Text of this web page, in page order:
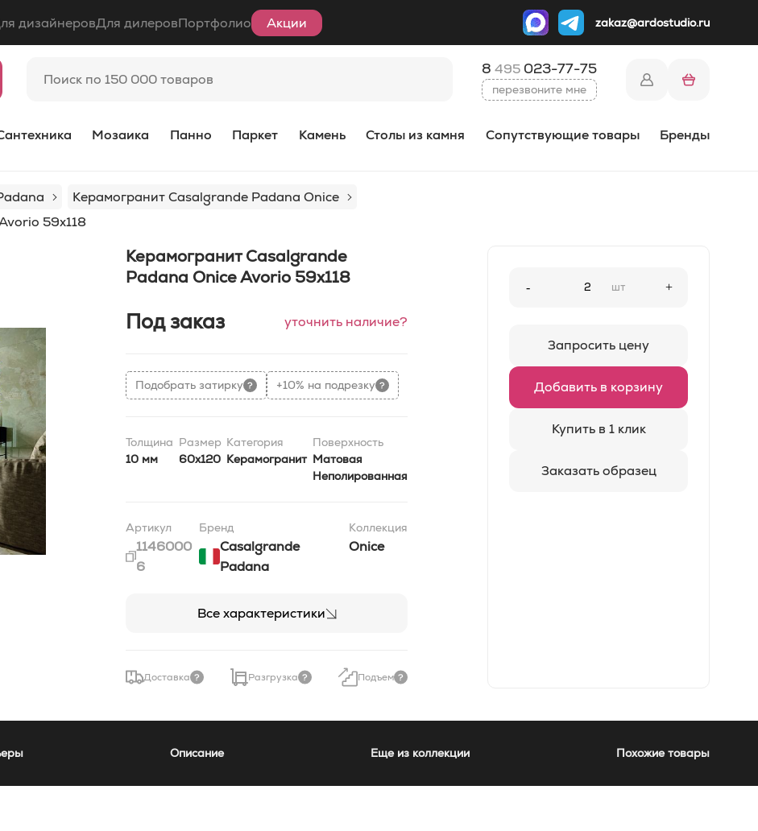
дизайнеровДля дилеровПортфолио Акции zakaz@ardostudio.ru
8 495 023-77-75
перезвоните мне
Мозаика Панно Паркет Камень Столы из камня Сопутствующие товары Бренды
Керамогранит Casalgrande Padana Onice
59x118
Керамогранит Casalgrande
Padana Onice Avorio 59x118
Под заказ уточнить наличие?
Подобрать затирку +10% на подрезку
Толщина
10 мм
Размер
60x120
Категория
Керамогранит
Поверхность
Матовая
Неполированная
Артикул
1146000
6
Бренд
Casalgrande
Padana
Коллекция
Onice
Все характеристики
Доставка Разгрузка Подъем
- шт +
Запросить цену
Добавить в корзину
Купить в 1 клик
Заказать образец
Описание Еще из коллекции Похожие товары